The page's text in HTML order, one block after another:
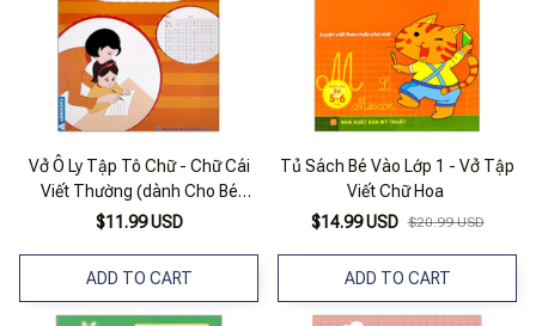
Vở Ô Ly Tập Tô Chữ - Chữ Cái
Viết Thường (dành Cho Bé
Chuẩn Bị Vào Lớp 1)
$11.99 USD
ADD TO CART
Tủ Sách Bé Vào Lớp 1 - Vở Tập
Viết Chữ Hoa
$14.99 USD $20.99 USD
ADD TO CART